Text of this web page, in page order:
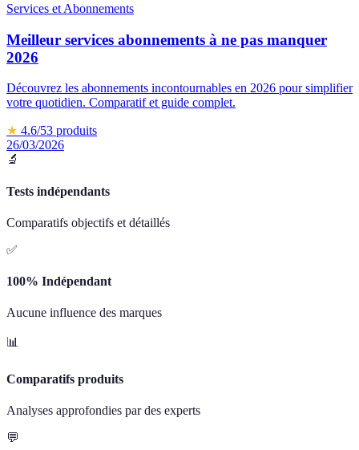
Services et Abonnements
Meilleur services abonnements à ne pas manquer
2026
Découvrez les abonnements incontournables en 2026 pour simplifier
votre quotidien. Comparatif et guide complet.
★ 4.6/53 produits
26/03/2026
🔬
Tests indépendants
Comparatifs objectifs et détaillés
✅
100% Indépendant
Aucune influence des marques
📊
Comparatifs produits
Analyses approfondies par des experts
💬